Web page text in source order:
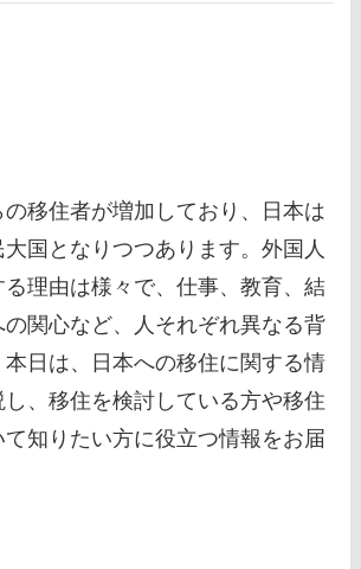
移住者が増加しており、日本は
国となりつつあります。外国人
理由は様々で、仕事、教育、結
関心など、人それぞれ異なる背
日は、日本への移住に関する情
、移住を検討している方や移住
知りたい方に役立つ情報をお届